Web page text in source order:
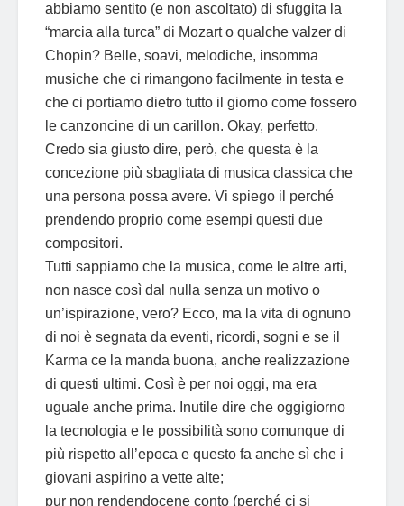
abbiamo sentito (e non ascoltato) di sfuggita la
“marcia alla turca” di Mozart o qualche valzer di
Chopin? Belle, soavi, melodiche, insomma
musiche che ci rimangono facilmente in testa e
che ci portiamo dietro tutto il giorno come fossero
le canzoncine di un carillon. Okay, perfetto.
Credo sia giusto dire, però, che questa è la
concezione più sbagliata di musica classica che
una persona possa avere. Vi spiego il perché
prendendo proprio come esempi questi due
compositori.
Tutti sappiamo che la musica, come le altre arti,
non nasce così dal nulla senza un motivo o
un’ispirazione, vero? Ecco, ma la vita di ognuno
di noi è segnata da eventi, ricordi, sogni e se il
Karma ce la manda buona, anche realizzazione
di questi ultimi. Così è per noi oggi, ma era
uguale anche prima. Inutile dire che oggigiorno
la tecnologia e le possibilità sono comunque di
più rispetto all’epoca e questo fa anche sì che i
giovani aspirino a vette alte;
pur non rendendocene conto (perché ci si